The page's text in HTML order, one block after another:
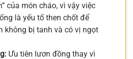
của món cháo, vì vậy việc
là yếu tố then chốt để
không bị tanh và có vị ngọt
Ưu tiên lươn đồng thay vì